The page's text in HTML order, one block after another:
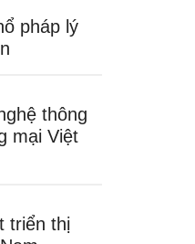
pháp lý
thông
mại Việt
triển thị